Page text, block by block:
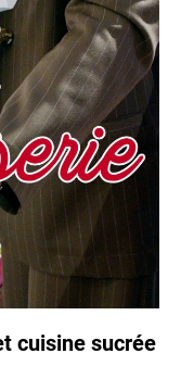
cuisine sucrée